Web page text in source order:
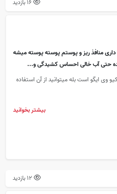
16 بازدید
داری منافذ ریز و پوستم پوسته پوسته میشه
حتی آب خالی احساس کشیدگی و...
وی ایگو است بله میتوانید از آن استفاده
بیشتر بخوانید